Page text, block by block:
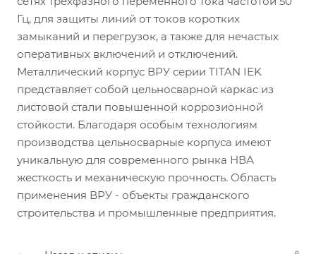
Гц, для защиты линий от токов коротких
замыканий и перегрузок, а также для нечастых
оперативных включений и отключений.
Металлический корпус ВРУ серии TITAN IEK
представляет собой цельносварной каркас из
листовой стали повышенной коррозионной
стойкости. Благодаря особым технологиям
производства цельносварные корпуса имеют
уникальную для современного рынка НВА
жесткость и механическую прочность. Область
применения ВРУ - объекты гражданского
строительства и промышленные предприятия.